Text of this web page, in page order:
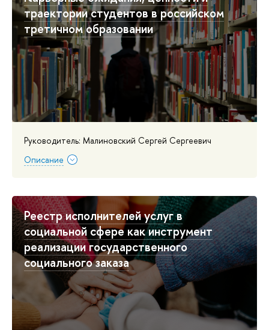
траектории студентов в российском
третичном образовании
Руководитель: Малиновский Сергей Сергеевич
Описание
Реестр исполнителей услуг в
социальной сфере как инструмент
реализации государственного
социального заказа